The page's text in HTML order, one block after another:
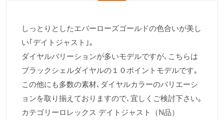
しっとりとしたエバーローズゴールドの色合いが美し
い｢デイトジャスト｣｡
ダイヤルバリーションが多いモデルですが､こちらは
ブラックシェルダイヤルの１０ポイントモデルです｡
この他にも多数の素材､ダイヤルカラーのバリエーシ
ョンを取り揃えておりますので､宜しくご検討下さい｡
カテゴリーロレックス デイトジャスト（N品）